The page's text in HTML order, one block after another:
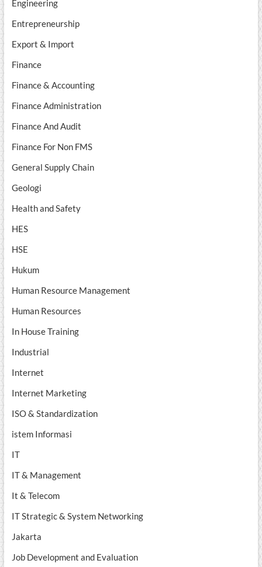
Engineering
Entrepreneurship
Export & Import
Finance
Finance & Accounting
Finance Administration
Finance And Audit
Finance For Non FMS
General Supply Chain
Geologi
Health and Safety
HES
HSE
Hukum
Human Resource Management
Human Resources
In House Training
Industrial
Internet
Internet Marketing
ISO & Standardization
istem Informasi
IT
IT & Management
It & Telecom
IT Strategic & System Networking
Jakarta
Job Development and Evaluation